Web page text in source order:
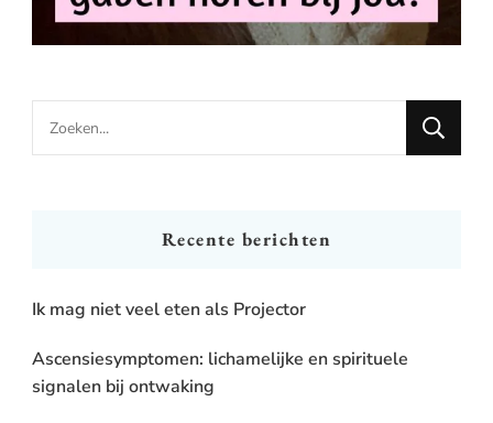
Looking
for
Recente berichten
Ik mag niet veel eten als Projector
Ascensiesymptomen: lichamelijke en spirituele
signalen bij ontwaking